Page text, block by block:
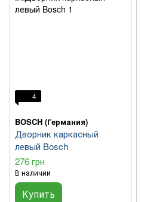
4
BOSCH (Германия)
Дворник каркасный
левый Bosch
276 грн
В наличии
Купить